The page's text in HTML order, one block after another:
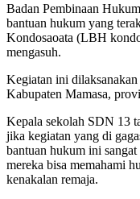
Badan Pembinaan
bantuan hukum yang
Kondosaoata (LBH
mengasuh.
Kegiatan ini
Kabupaten Mamasa,
Kepala sekolah SDN 13
jika kegiatan yang di
bantuan hukum ini
mereka bisa memahami
kenakalan remaja.